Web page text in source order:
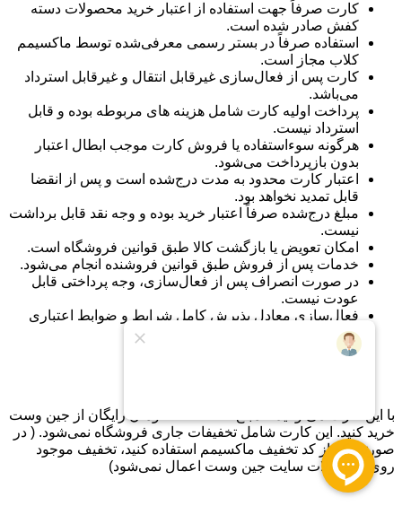
کارت صرفاً جهت استفاده از اعتبار خرید محصولات دسته
کفش صادر شده است.
استفاده صرفاً در بستر رسمی معرفی‌شده توسط ماکسیمم
کلاب مجاز است.
کارت پس از فعال‌سازی غیرقابل انتقال و غیرقابل استرداد
می‌باشد.
پرداخت اولیه کارت شامل هزینه های مربوطه بوده و قابل
استرداد نیست.
هرگونه سوءاستفاده یا فروش کارت موجب ابطال اعتبار
بدون بازپرداخت می‌شود.
اعتبار کارت محدود به مدت درج‌شده است و پس از انقضا
قابل تمدید نخواهد بود.
مبلغ درج‌شده صرفاً اعتبار خرید بوده و وجه نقد قابل برداشت
نیست.
امکان تعویض یا بازگشت کالا طبق قوانین فروشگاه است.
خدمات پس از فروش طبق قوانین فروشنده انجام می‌شود.
در صورت انصراف پس از فعال‌سازی، وجه پرداختی قابل
عودت نیست.
فعال‌سازی معادل پذیرش کامل شرایط و ضوابط اعتباری
ماکسیمم کلاب است.
با این کارت می‌توانید تا مبلغ 3،000،000 تومان رایگان از جین وست
خرید کنید. این کارت شامل تخفیفات جاری فروشگاه نمی‌شود. ( در
صورتی که از کد تخفیف ماکسیمم استفاده کنید، تخفیف موجود
روی محصولات سایت جین وست اعمال نمی‌شود)